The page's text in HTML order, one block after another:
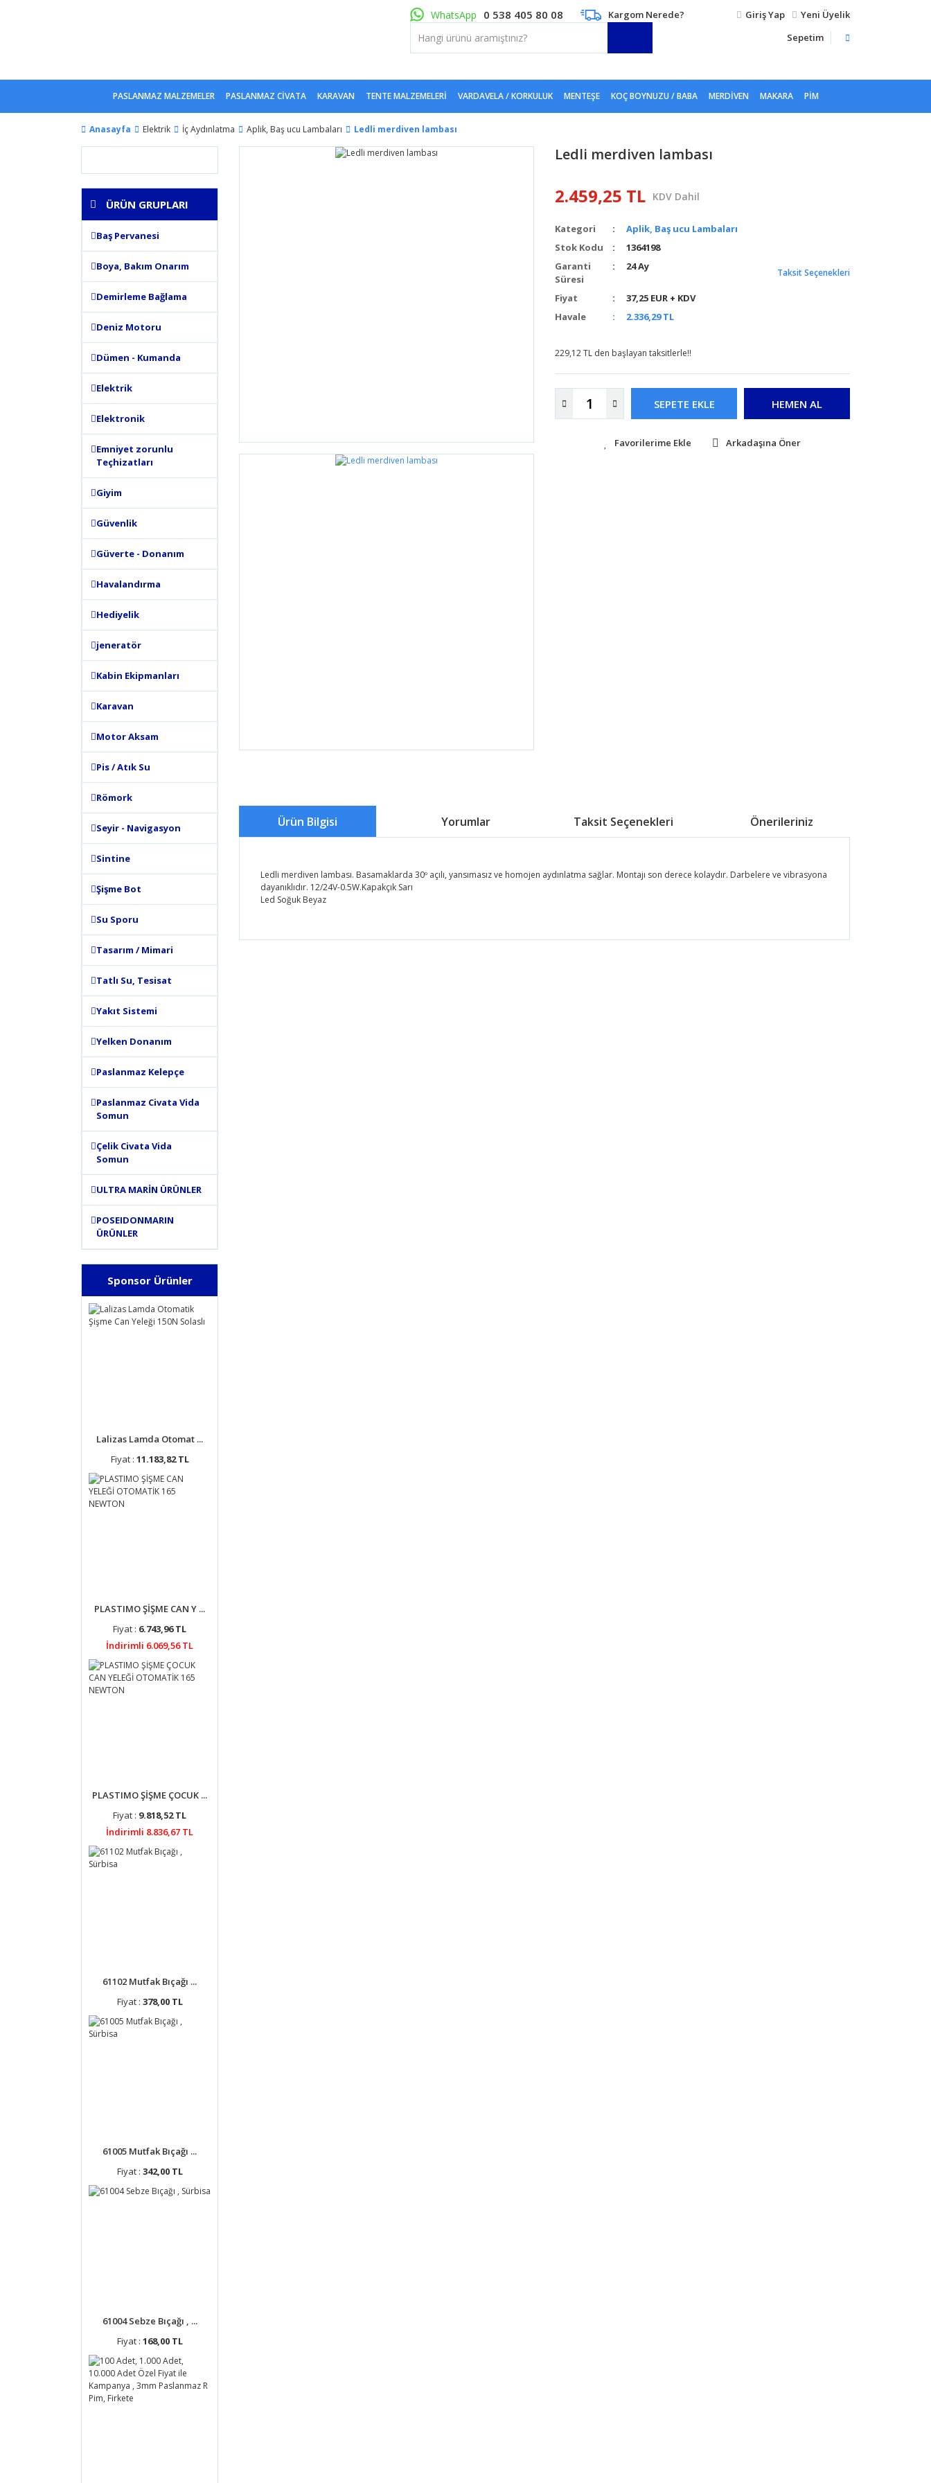
WhatsApp 0 538 405 80 08 Kargom Nerede? Giriş Yap
Yeni Üyelik
Sepetim
PASLANMAZ MALZEMELER PASLANMAZ CİVATA KARAVAN TENTE MALZEMELERI VARDAVELA / KORKULUK MENTEŞE KOÇ BOYNUZU / BABA MERDIVEN MAKARA PIM
Anasayfa Elektrik İç Aydınlatma Aplik, Baş ucu Lambaları Ledli merdiven lambası
ÜRÜN GRUPLARI
Baş Pervanesi
Boya, Bakım Onarım
Demirleme Bağlama
Deniz Motoru
Dümen - Kumanda
Elektrik
Elektronik
Emniyet zorunlu
Teçhizatları
Giyim
Güvenlik
Güverte - Donanım
Havalandırma
Hediyelik
jeneratör
Kabin Ekipmanları
Karavan
Motor Aksam
Pis / Atık Su
Römork
Seyir - Navigasyon
Sintine
Şişme Bot
Su Sporu
Tasarım / Mimari
Tatlı Su, Tesisat
Yakıt Sistemi
Yelken Donanım
Paslanmaz Kelepçe
Paslanmaz Civata Vida
Somun
Çelik Civata Vida
Somun
ULTRA MARİN ÜRÜNLER
POSEIDONMARIN
ÜRÜNLER
Sponsor Ürünler
Lalizas Lamda Otomat ...
Fiyat : 11.183,82 TL
PLASTIMO ŞİŞME CAN Y ...
Fiyat : 6.743,96 TL
İndirimli 6.069,56 TL
PLASTIMO ŞİŞME ÇOCUK ...
Fiyat : 9.818,52 TL
İndirimli 8.836,67 TL
61102 Mutfak Bıçağı ...
Fiyat : 378,00 TL
61005 Mutfak Bıçağı ...
Fiyat : 342,00 TL
61004 Sebze Bıçağı , ...
Fiyat : 168,00 TL
Ledli merdiven lambası
2.459,25 TL KDV Dahil
Kategori
Aplik, Baş ucu Lambaları
Stok Kodu
1364198
Garanti
Süresi
24 Ay
Fiyat
37,25 EUR + KDV
Havale
2.336,29 TL
Taksit Seçenekleri
229,12 TL den başlayan taksitlerle!!
SEPETE EKLE HEMEN AL
Arkadaşına Öner
Ürün Bilgisi Yorumlar Taksit Seçenekleri Önerileriniz
Ledli merdiven lambası. Basamaklarda 30º açılı, yansımasız ve homojen aydınlatma sağlar. Montajı son derece kolaydır. Darbelere ve vibrasyona
dayanıklıdır. 12/24V-0.5W.Kapakçık Sarı
Led Soğuk Beyaz